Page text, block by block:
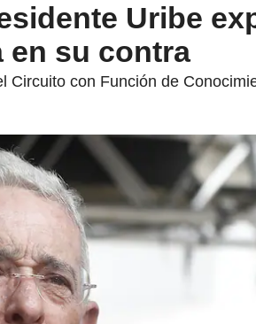
Uribe
en su contra
Circuito con Función de